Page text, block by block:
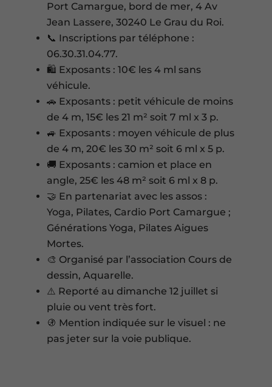
Port Camargue, bord de mer, 4 Av
Jean Lassere, 30240 Le Grau du Roi.
📞 Inscriptions par téléphone :
06.30.31.04.77.
🛍️ Exposants : 10€ les 4 ml sans
véhicule.
🚗 Exposants : petit véhicule de moins
de 4 m, 15€ les 21 m² soit 7 ml x 3 p.
🚙 Exposants : moyen véhicule de plus
de 4 m, 20€ les 30 m² soit 6 ml x 5 p.
🚚 Exposants : camion et place en
angle, 25€ les 48 m² soit 6 ml x 8 p.
🤝 En partenariat avec les assos :
Yoga, Pilates, Cardio Port Camargue ;
Générations Yoga, Pilates Aigues
Mortes.
🎨 Organisé par l’association Cours de
dessin, Aquarelle.
⚠️ Reporté au dimanche 12 juillet si
pluie ou vent très fort.
🚯 Mention indiquée sur le visuel : ne
pas jeter sur la voie publique.